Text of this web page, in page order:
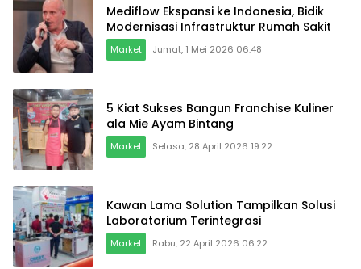
Mediflow Ekspansi ke Indonesia, Bidik
Modernisasi Infrastruktur Rumah Sakit
Market Jumat, 1 Mei 2026 06:48
5 Kiat Sukses Bangun Franchise Kuliner
ala Mie Ayam Bintang
Market Selasa, 28 April 2026 19:22
Kawan Lama Solution Tampilkan Solusi
Laboratorium Terintegrasi
Market Rabu, 22 April 2026 06:22